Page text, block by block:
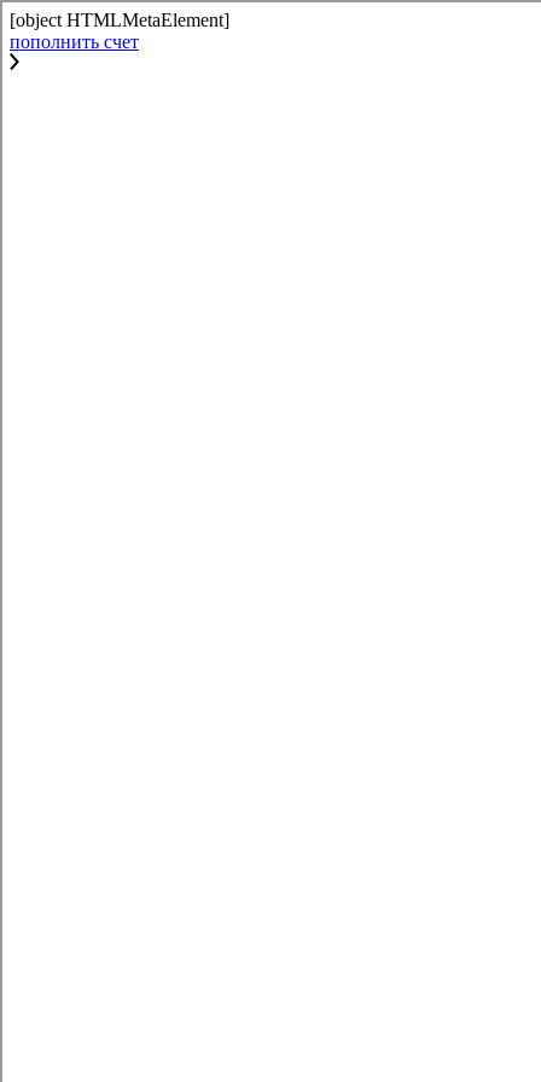
[object HTMLMetaElement]
пополнить счет